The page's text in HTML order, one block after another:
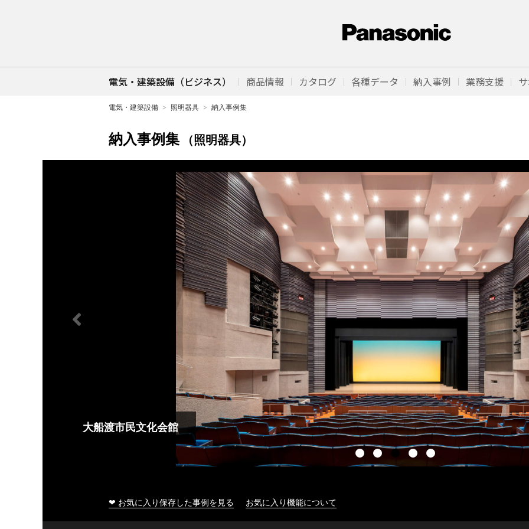
電気・建築設備（ビジネス） 商品情報 カタログ 各種データ 納入事例 業務支援
電気・建築設備 照明器具 納入事例集
納入事例集 （照明器具）
大船渡市民文化会館
❤ お気に入り保存した事例を見る お気に入り機能について